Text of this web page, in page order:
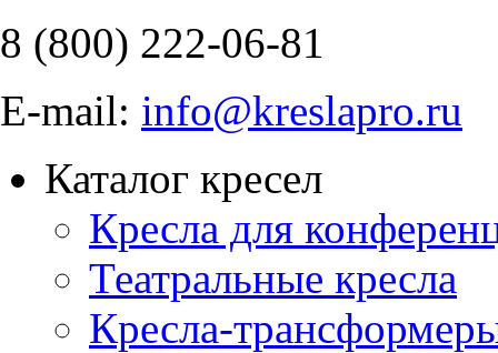
8 (800) 222-06-81
E-mail: info@kreslapro.ru
Каталог кресел
Кресла для
Театральные кресла
Кресла-